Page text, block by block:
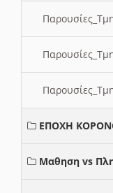
ΕΠΟΧΗ
Μαθηση vs